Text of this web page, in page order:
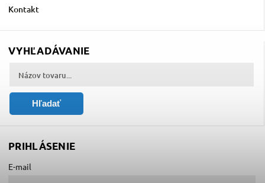
Kontakt
VYHĽADÁVANIE
Hľadať
PRIHLÁSENIE
E-mail